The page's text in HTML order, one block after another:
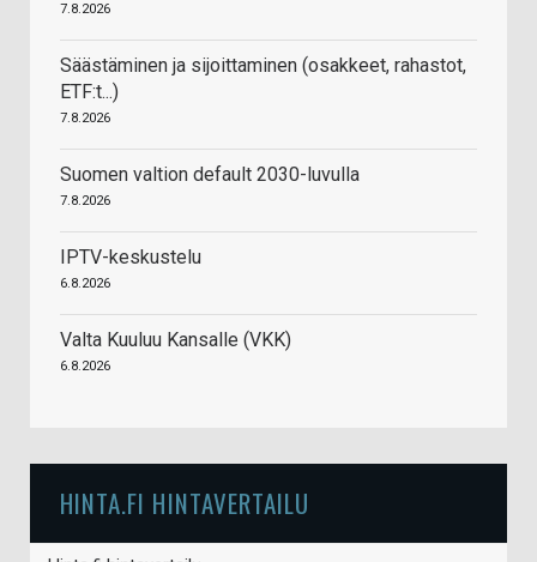
7.8.2026
Säästäminen ja sijoittaminen (osakkeet, rahastot,
ETF:t...)
7.8.2026
Suomen valtion default 2030-luvulla
7.8.2026
IPTV-keskustelu
6.8.2026
Valta Kuuluu Kansalle (VKK)
6.8.2026
HINTA.FI HINTAVERTAILU